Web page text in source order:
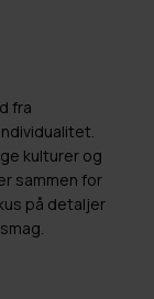
fra
kulturer og
sammen for
på detaljer